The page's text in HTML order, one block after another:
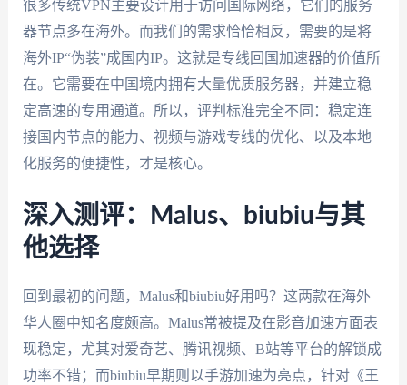
很多传统VPN主要设计用于访问国际网络，它们的服务
器节点多在海外。而我们的需求恰恰相反，需要的是将
海外IP“伪装”成国内IP。这就是专线回国加速器的价值所
在。它需要在中国境内拥有大量优质服务器，并建立稳
定高速的专用通道。所以，评判标准完全不同：稳定连
接国内节点的能力、视频与游戏专线的优化、以及本地
化服务的便捷性，才是核心。
深入测评：Malus、biubiu与其
他选择
回到最初的问题，Malus和biubiu好用吗？这两款在海外
华人圈中知名度颇高。Malus常被提及在影音加速方面表
现稳定，尤其对爱奇艺、腾讯视频、B站等平台的解锁成
功率不错；而biubiu早期则以手游加速为亮点，针对《王